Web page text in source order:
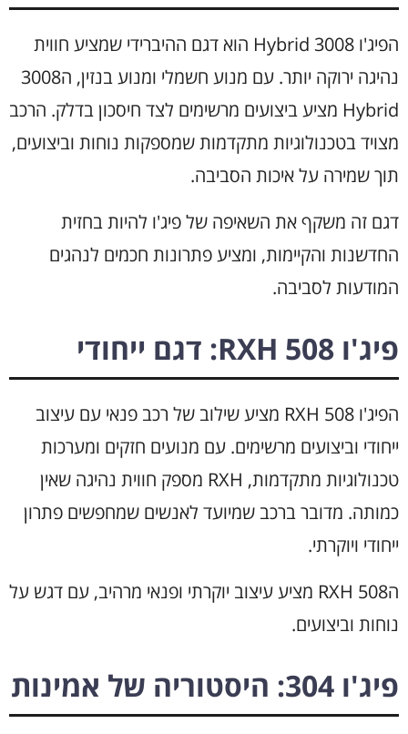
הפיג'ו 3008 Hybrid הוא דגם ההיברידי שמציע חווית
נהיגה ירוקה יותר. עם מנוע חשמלי ומנוע בנזין, ה3008
Hybrid מציע ביצועים מרשימים לצד חיסכון בדלק. הרכב
מצויד בטכנולוגיות מתקדמות שמספקות נוחות וביצועים,
תוך שמירה על איכות הסביבה.
דגם זה משקף את השאיפה של פיג'ו להיות בחזית
החדשנות והקיימות, ומציע פתרונות חכמים לנהגים
המודעות לסביבה.
פיג'ו 508 RXH: דגם ייחודי
הפיג'ו 508 RXH מציע שילוב של רכב פנאי עם עיצוב
ייחודי וביצועים מרשימים. עם מנועים חזקים ומערכות
טכנולוגיות מתקדמות, RXH מספק חווית נהיגה שאין
כמותה. מדובר ברכב שמיועד לאנשים שמחפשים פתרון
ייחודי ויוקרתי.
ה508 RXH מציע עיצוב יוקרתי ופנאי מרהיב, עם דגש על
נוחות וביצועים.
פיג'ו 304: היסטוריה של אמינות